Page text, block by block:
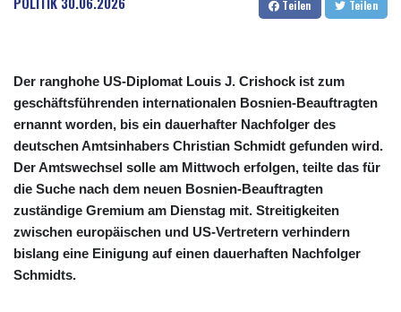
Teilen Teilen
Der ranghohe US-Diplomat Louis J. Crishock ist zum
geschäftsführenden internationalen Bosnien-Beauftragten
ernannt worden, bis ein dauerhafter Nachfolger des
deutschen Amtsinhabers Christian Schmidt gefunden wird.
Der Amtswechsel solle am Mittwoch erfolgen, teilte das für
die Suche nach dem neuen Bosnien-Beauftragten
zuständige Gremium am Dienstag mit. Streitigkeiten
zwischen europäischen und US-Vertretern verhindern
bislang eine Einigung auf einen dauerhaften Nachfolger
Schmidts.